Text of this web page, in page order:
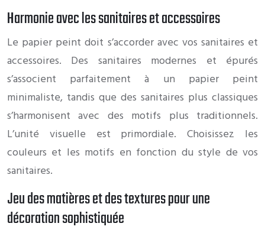
Harmonie avec les sanitaires et accessoires
Le papier peint doit s’accorder avec vos sanitaires et
accessoires. Des sanitaires modernes et épurés
s’associent parfaitement à un papier peint
minimaliste, tandis que des sanitaires plus classiques
s’harmonisent avec des motifs plus traditionnels.
L’unité visuelle est primordiale. Choisissez les
couleurs et les motifs en fonction du style de vos
sanitaires.
Jeu des matières et des textures pour une
décoration sophistiquée